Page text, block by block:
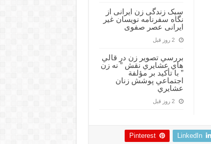
سبک زندگی زن ایرانی از
نگاه سفرنامه نویسان غیر
ایرانی عصر صفوی
2 روز قبل
بررسي تصوير زن در قالي
هاي عشايري نقش ” نه زن
” با تأكيد بر مؤلفة
اجتماعي پوشش زنان
عشايري
2 روز قبل
LinkedIn
Pinterest